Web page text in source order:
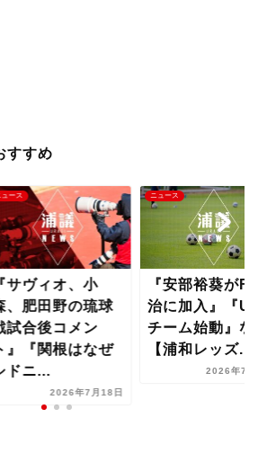
すすめ
ュース
サヴィオ、小
、肥田野の琉球
試合後コメン
』『関根はなぜ
ドニ...
2026年7月18日
ニュース
『安部裕葵が
治に加入』『
チーム始動』な
【浦和レッズ...
2026年7